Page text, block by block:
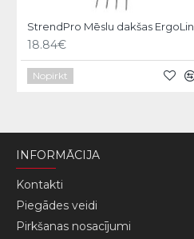
18.84€
Nopirkt
INFORMĀCIJA
Kontakti
Piegādes veidi
Pirkšanas nosacījumi